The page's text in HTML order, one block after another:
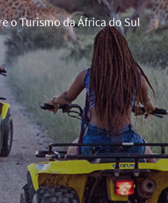
o Turismo da África do Sul